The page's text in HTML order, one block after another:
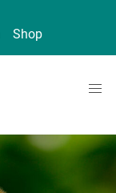
Shop